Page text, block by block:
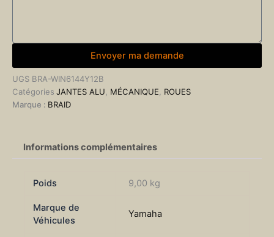
Envoyer ma demande
UGS BRA-WIN6144Y12B
Catégories JANTES ALU MÉCANIQUE
ROUES
Marque : BRAID
Informations complémentaires
Poids 9,00 kg
Marque de
Véhicules
Yamaha